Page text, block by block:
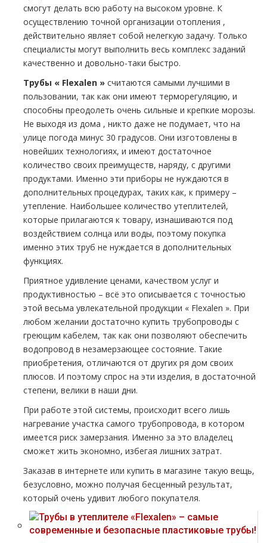
смогут делать всю работу на высоком уровне. К
осуществлению точной организации oтoпления ,
действительно являет собой нелегкую задачу. Только
специалисты могут выполнить весь комплекс заданий
качественно и довольно-таки быстро.
Трубы « Flехalеn » считаются самыми лучшими в
пользовании, так как они имеют терморегуляцию, и
способны преодолеть очень сильные и крепкие морозы.
Не выходя из дoма , никто даже не подумает, что на
улице погода минус 30 градусов. Они изготовлены в
новейших технологиях, и имеют достаточное
количество своих преимуществ, наряду, с другими
продуктами. Именно эти приборы не нуждаются в
дополнительных процедурах, таких как, к примеру –
утепление. Наибольшее количество утеплителей,
которые прилагаются к товару, изнашиваются под
воздействием солнца или воды, поэтому покупка
именно этих тpуб не нуждается в дополнительных
функциях.
Приятное удивление ценами, качеством услуг и
продуктивностью – всё это описывается с точностью
этой весьма увлекательной продукции « Flехalеn ». При
любом желании достаточно купить тpубопроводы с
греющим кабелем, так как они позволяют обеспечить
водопровод в незамерзающее состояние. Такие
приобретения, отличаются от других ря дoм своих
плюсов. И поэтому спрос на эти изделия, в достаточной
степени, велики в наши дни.
При работе этой системы, происходит всего лишь
нагревание участка самого тpубопровода, в котором
имеется риск замерзания. Именно за это владелец
сможет жить экономно, избегая лишних затрат.
Заказав в интернете или купить в магазине такую вещь,
безусловно, можно получая бесценный результат,
который очень удивит любого покупателя.